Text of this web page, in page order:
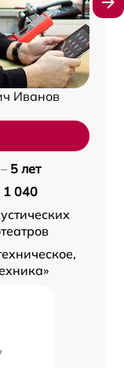
Иванов
5 лет
1 040